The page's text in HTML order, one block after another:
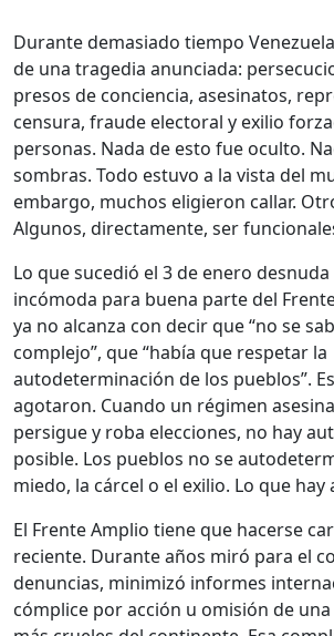
Durante demasiado tiempo
de una tragedia anunciada:
presos de conciencia, asesinatos,
censura, fraude electoral y exilio
personas. Nada de esto fue oculto.
sombras. Todo estuvo a la vista del
embargo, muchos eligieron callar.
Algunos, directamente, ser
Lo que sucedió el 3 de enero
incómoda para buena parte del
ya no alcanza con decir que “no se
complejo”, que “había que respetar la
autodeterminación de los pueblos”.
agotaron. Cuando un régimen
persigue y roba elecciones, no hay
posible. Los pueblos no se
miedo, la cárcel o el exilio. Lo que hay
El Frente Amplio tiene que hacerse
reciente. Durante años miró para el
denuncias, minimizó informes
cómplice por acción u omisión de